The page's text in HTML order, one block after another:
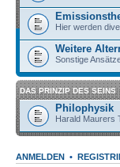
Hier werden
Weitere
Sonstige
DAS PRINZIP DES SEINS
Philophysik
Harald Maurers
ANMELDEN •